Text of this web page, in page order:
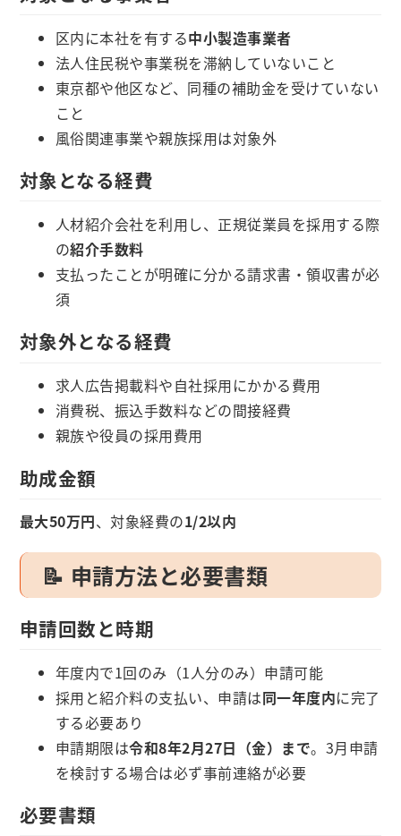
区内に本社を有する中小製造事業者
法人住民税や事業税を滞納していないこと
東京都や他区など、同種の補助金を受けていない
こと
風俗関連事業や親族採用は対象外
対象となる経費
人材紹介会社を利用し、正規従業員を採用する際
の紹介手数料
支払ったことが明確に分かる請求書・領収書が必
須
対象外となる経費
求人広告掲載料や自社採用にかかる費用
消費税、振込手数料などの間接経費
親族や役員の採用費用
助成金額
最大50万円、対象経費の1/2以内
📝 申請方法と必要書類
申請回数と時期
年度内で1回のみ（1人分のみ）申請可能
採用と紹介料の支払い、申請は同一年度内に完了
する必要あり
申請期限は令和8年2月27日（金）まで。3月申請
を検討する場合は必ず事前連絡が必要
必要書類